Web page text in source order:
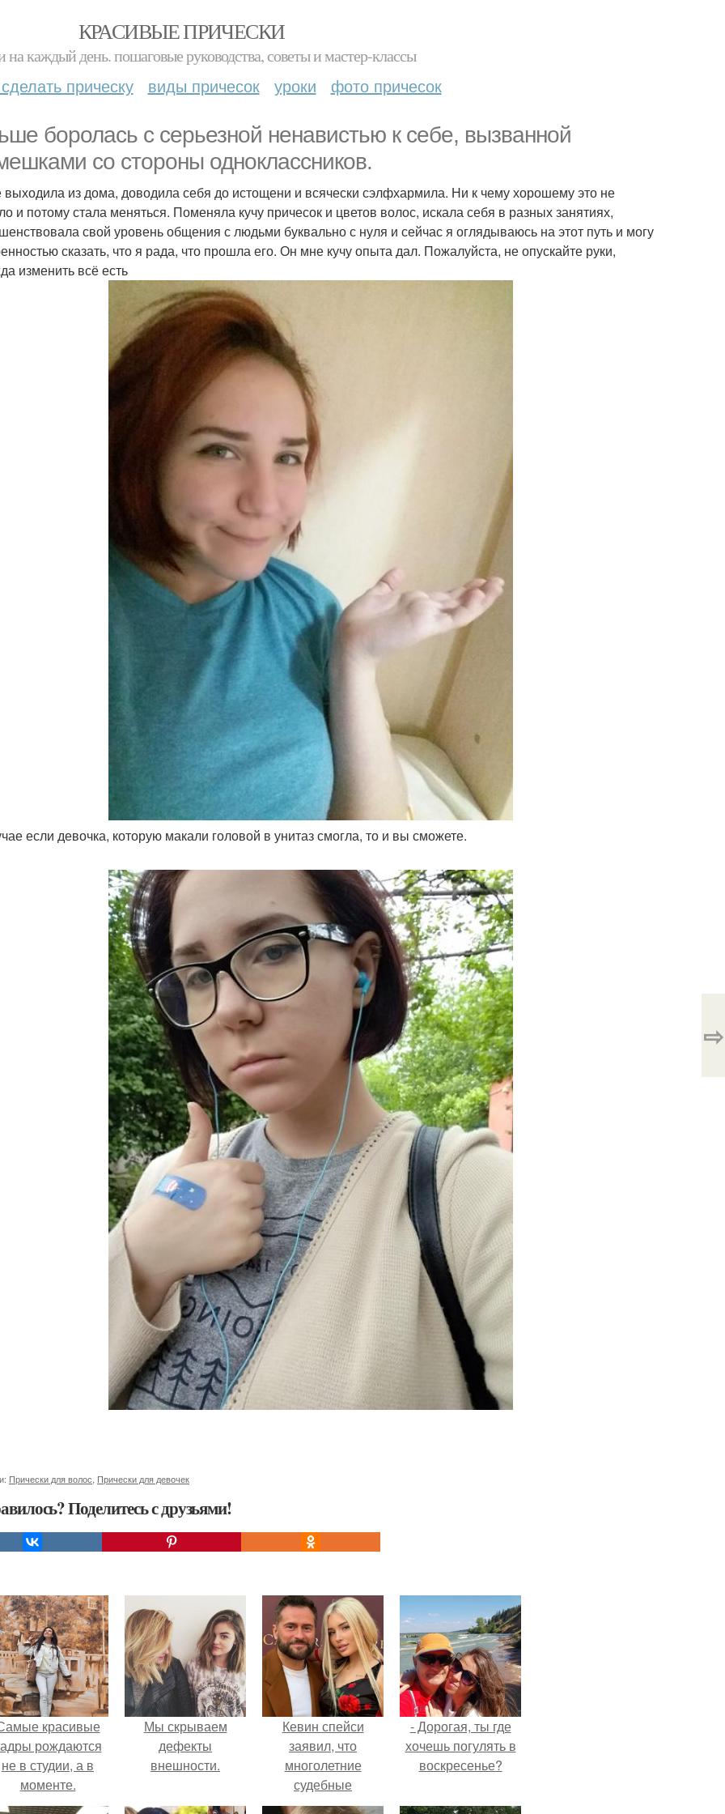
КРАСИВЫЕ ПРИЧЕСКИ
на каждый день. пошаговые руководства, советы и мастер-классы
прическу виды причесок уроки фото причесок
боролась с серьезной ненавистью к себе, вызванной
со стороны одноклассников.
выходила из дома, доводила себя до истощени и всячески сэлфхармила. Ни к чему хорошему это не
и потому стала меняться. Поменяла кучу причесок и цветов волос, искала себя в разных занятиях,
свой уровень общения с людьми буквально с нуля и сейчас я оглядываюсь на этот путь и могу
сказать, что я рада, что прошла его. Он мне кучу опыта дал. Пожалуйста, не опускайте руки,
изменить всё есть
если девочка, которую макали головой в унитаз смогла, то и вы сможете.
Прически для волос Прически для девочек
Поделитесь с друзьями!
⇨
красивые
рождаются
не в студии, а в
моменте.
Мы скрываем
дефекты
внешности.
Кевин спейси
заявил, что
многолетние
судебные
разбирательства
- Дорогая, ты где
хочешь погулять в
воскресенье?